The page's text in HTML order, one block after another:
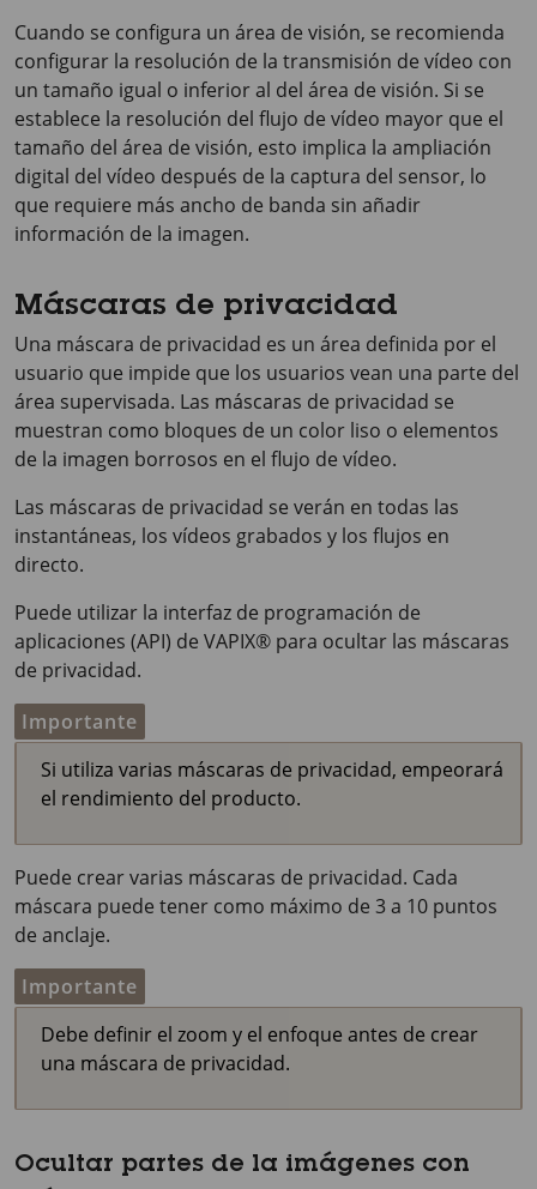
Cuando se configura un área de visión, se recomienda
configurar la resolución de la transmisión de vídeo con
un tamaño igual o inferior al del área de visión. Si se
establece la resolución del flujo de vídeo mayor que el
tamaño del área de visión, esto implica la ampliación
digital del vídeo después de la captura del sensor, lo
que requiere más ancho de banda sin añadir
información de la imagen.
Máscaras de privacidad
Una máscara de privacidad es un área definida por el
usuario que impide que los usuarios vean una parte del
área supervisada. Las máscaras de privacidad se
muestran como bloques de un color liso o elementos
de la imagen borrosos en el flujo de vídeo.
Las máscaras de privacidad se verán en todas las
instantáneas, los vídeos grabados y los flujos en
directo.
Puede utilizar la interfaz de programación de
aplicaciones (API) de VAPIX® para ocultar las máscaras
de privacidad.
Importante
Si utiliza varias máscaras de privacidad, empeorará
el rendimiento del producto.
Puede crear varias máscaras de privacidad. Cada
máscara puede tener como máximo de 3 a 10 puntos
de anclaje.
Importante
Debe definir el zoom y el enfoque antes de crear
una máscara de privacidad.
Ocultar partes de la imágenes con